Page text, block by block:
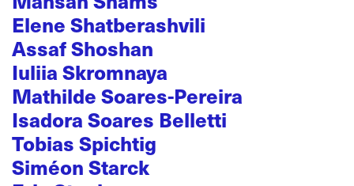
Elene Shatberashvili
Assaf Shoshan
Iuliia Skromnaya
Mathilde Soares-Pereira
Isadora Soares Belletti
Tobias Spichtig
Siméon Starck